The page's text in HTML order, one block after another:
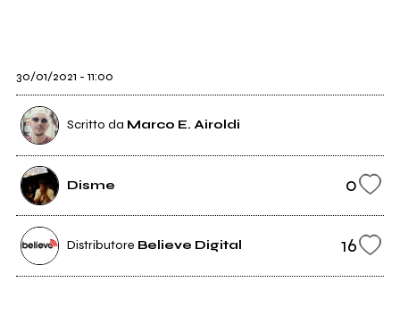
30/01/2021 - 11:00
Scritto da Marco E. Airoldi
Disme 0
Distributore Believe Digital 16